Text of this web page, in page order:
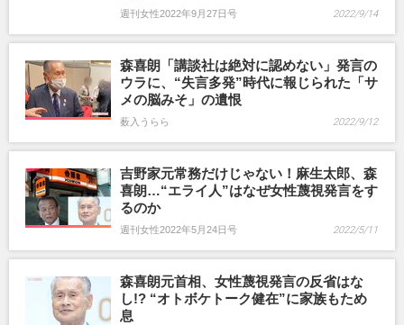
週刊女性2022年9月27日号 2022/9/14
森喜朗「講談社は絶対に認めない」発言の
ウラに、“失言多発”時代に報じられた「サ
メの脳みそ」の遺恨
薮入うらら 2022/9/12
吉野家元常務だけじゃない！麻生太郎、森
喜朗…“エライ人”はなぜ女性蔑視発言をす
るのか
週刊女性2022年5月24日号 2022/5/11
森喜朗元首相、女性蔑視発言の反省はな
し!? “オトボケトーク健在”に家族もため
息